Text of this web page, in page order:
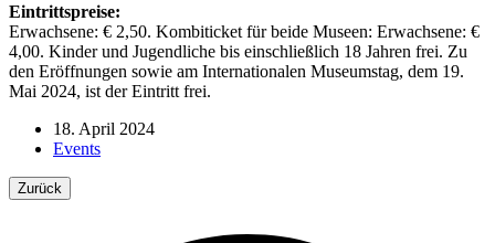
Eintrittspreise:
Erwachsene: € 2,50. Kombiticket für beide Museen: Erwachsene: €
4,00. Kinder und Jugendliche bis einschließlich 18 Jahren frei. Zu
den Eröffnungen sowie am Internationalen Museumstag, dem 19.
Mai 2024, ist der Eintritt frei.
18. April 2024
Events